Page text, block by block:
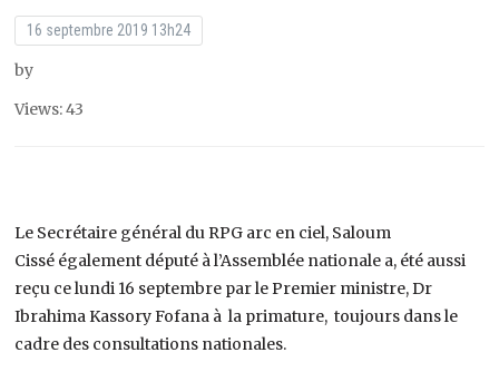
16 septembre 2019 13h24
by
Views: 43
Le Secrétaire général du RPG arc en ciel, Saloum
Cissé également député à l’Assemblée nationale a, été aussi
reçu ce lundi 16 septembre par le Premier ministre, Dr
Ibrahima Kassory Fofana à la primature, toujours dans le
cadre des consultations nationales.